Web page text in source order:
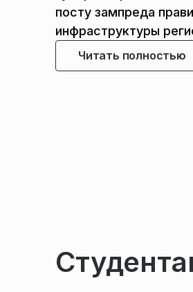
посту зампреда
инфраструктуры
Читать полностью